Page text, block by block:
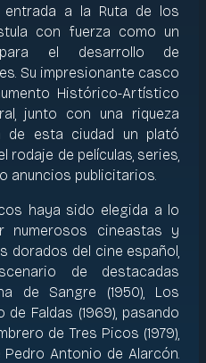
a la Ruta de los
con fuerza como un
el desarrollo de
Su impresionante casco
Histórico-Artístico
junto con una riqueza
de esta ciudad un plató
rodaje de películas, series,
anuncios publicitarios.
haya sido elegida a lo
cineastas y
dorados del cine español,
de destacadas
de Sangre (1950), Los
de Faldas (1969), pasando
de Tres Picos (1979),
Antonio de Alarcón.